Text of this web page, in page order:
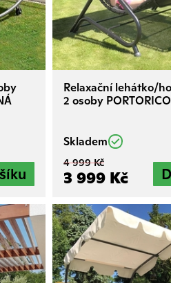
Relaxační lehátko/
2 osoby PORTORICO
Skladem
4 999 Kč
3 999 Kč